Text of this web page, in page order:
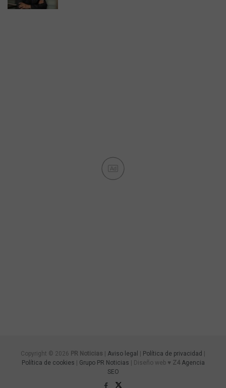
Ad
Copyright © 2026 PR Noticias | Aviso legal | Política de privacidad |
Política de cookies | Grupo PR Noticias | Diseño web ♥ Z4 Agencia
SEO